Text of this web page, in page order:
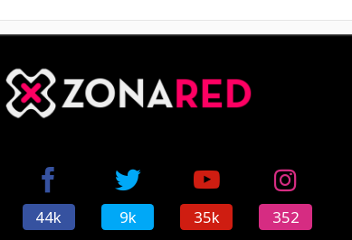
44k 9k 35k 352